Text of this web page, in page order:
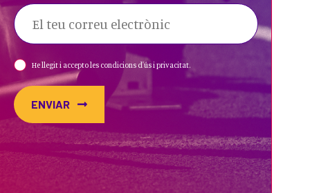
He llegit i accepto les condicions d'ús i privacitat.
ENVIAR